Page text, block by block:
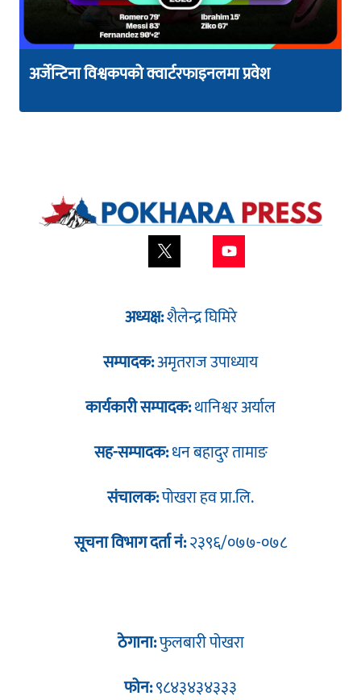
अर्जेन्टिना विश्वकपको क्वार्टरफाइनलमा प्रवेश
अध्यक्ष:शैलेन्द्र घिमिरे
सम्पादक:अमृतराज उपाध्याय
कार्यकारी सम्पादक:थानिश्वर अर्याल
सह-सम्पादक:धन बहादुर तामाङ
संचालक:पोखरा हव प्रा.लि.
सूचना विभाग दर्ता नं:२३९६/०७७-०७८
ठेगाना:फुलबारी पोखरा
फोन:९८४३४३४३३३